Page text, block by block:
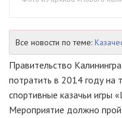
Все новости по теме:
Правительство
потратить в 2014 году на
спортивные казачьи игры
Мероприятие должно